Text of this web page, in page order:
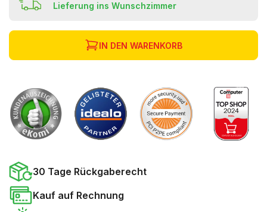
Lieferung ins Wunschzimmer
IN DEN WARENKORB
30 Tage Rückgaberecht
Kauf auf Rechnung